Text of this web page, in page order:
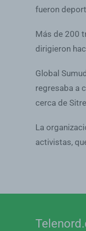
fueron
Más de 200
dirigieron
Global
regresaba a
cerca de
La
activistas,